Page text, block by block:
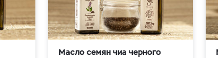
Масло семян чиа черного